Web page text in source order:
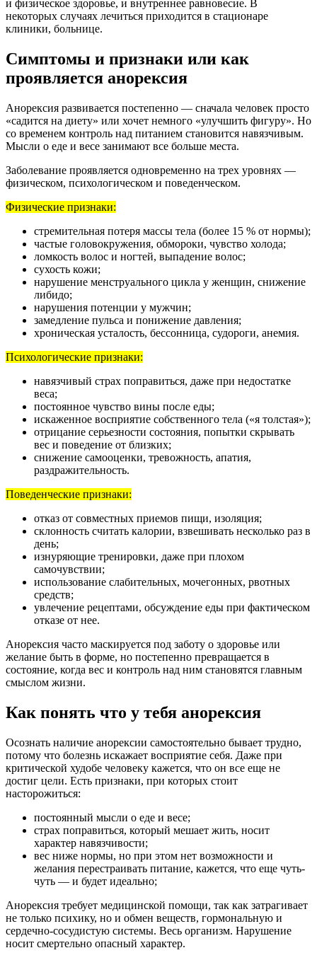
и физическое здоровье, и внутреннее равновесие. В
некоторых случаях лечиться приходится в стационаре
клиники, больнице.
Симптомы и признаки или как
проявляется анорексия
Анорексия развивается постепенно — сначала человек просто
«садится на диету» или хочет немного «улучшить фигуру». Но
со временем контроль над питанием становится навязчивым.
Мысли о еде и весе занимают все больше места.
Заболевание проявляется одновременно на трех уровнях —
физическом, психологическом и поведенческом.
Физические признаки:
стремительная потеря массы тела (более 15 % от нормы);
частые головокружения, обмороки, чувство холода;
ломкость волос и ногтей, выпадение волос;
сухость кожи;
нарушение менструального цикла у женщин, снижение
либидо;
нарушения потенции у мужчин;
замедление пульса и понижение давления;
хроническая усталость, бессонница, судороги, анемия.
Психологические признаки:
навязчивый страх поправиться, даже при недостатке
веса;
постоянное чувство вины после еды;
искаженное восприятие собственного тела («я толстая»);
отрицание серьезности состояния, попытки скрывать
вес и поведение от близких;
снижение самооценки, тревожность, апатия,
раздражительность.
Поведенческие признаки:
отказ от совместных приемов пищи, изоляция;
склонность считать калории, взвешивать несколько раз в
день;
изнуряющие тренировки, даже при плохом
самочувствии;
использование слабительных, мочегонных, рвотных
средств;
увлечение рецептами, обсуждение еды при фактическом
отказе от нее.
Анорексия часто маскируется под заботу о здоровье или
желание быть в форме, но постепенно превращается в
состояние, когда вес и контроль над ним становятся главным
смыслом жизни.
Как понять что у тебя анорексия
Осознать наличие анорексии самостоятельно бывает трудно,
потому что болезнь искажает восприятие себя. Даже при
критической худобе человеку кажется, что он все еще не
достиг цели. Есть признаки, при которых стоит
насторожиться:
постоянный мысли о еде и весе;
страх поправиться, который мешает жить, носит
характер навязчивости;
вес ниже нормы, но при этом нет возможности и
желания перестраивать питание, кажется, что еще чуть-
чуть — и будет идеально;
Анорексия требует медицинской помощи, так как затрагивает
не только психику, но и обмен веществ, гормональную и
сердечно-сосудистую системы. Весь организм. Нарушение
носит смертельно опасный характер.